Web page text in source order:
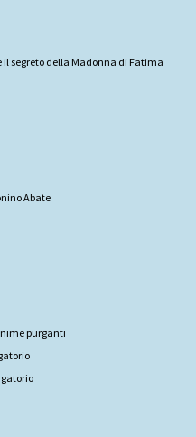
il segreto della Madonna di Fatima
Abate
purganti